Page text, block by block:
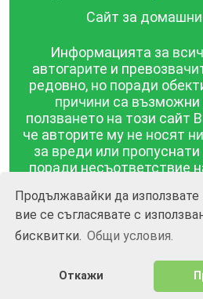
Продължавайки да използвате
вие се съгласявате с
бисквитки. Общи условия.
Откажи
Сайт за
Информацията за
автогарите и
редовно, но поради
причини са възможни
ползването на този сайт
че авторите му не носят
за вреди или
поради несъответствие
публикувана в този
такава каквато е,
съответствието ѝ с
BGrazpisanie.com © 2008
Изработка на